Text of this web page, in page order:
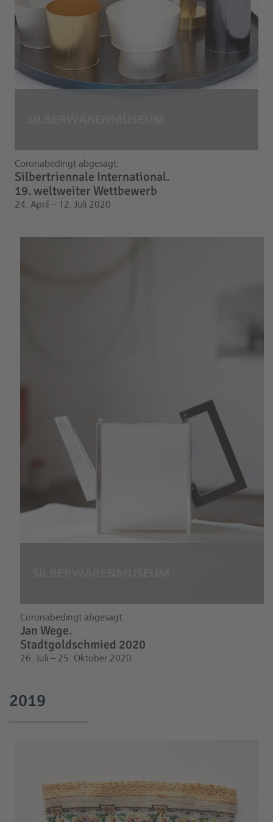
Coronabedingt abgesagt:
Silbertriennale International.
19. weltweiter Wettbewerb
24. April – 12. Juli 2020
Coronabedingt abgesagt:
Jan Wege.
Stadtgoldschmied 2020
26. Juli – 25. Oktober 2020
2019